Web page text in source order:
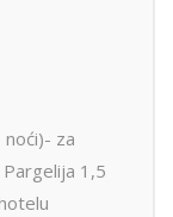
za
1,5